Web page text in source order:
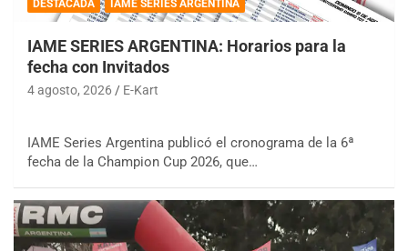
DESTACADA IAME SERIES ARGENTINA
IAME SERIES ARGENTINA: Horarios para la
fecha con Invitados
4 agosto, 2026 E-Kart
IAME Series Argentina publicó el cronograma de la 6ª
fecha de la Champion Cup 2026, que…